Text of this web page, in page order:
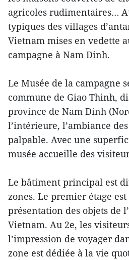
agricoles rudimentaires…
typiques des villages
Vietnam mises en vedette
campagne à Nam Dinh.
Le Musée de la campagne
commune de Giao Thinh,
province de Nam Dinh
l’intérieure, l’ambiance
palpable. Avec une
musée accueille des
Le bâtiment principal est
zones. Le premier étage
présentation des objets de
Vietnam. Au 2e, les
l’impression de voyager
zone est dédiée à la vie